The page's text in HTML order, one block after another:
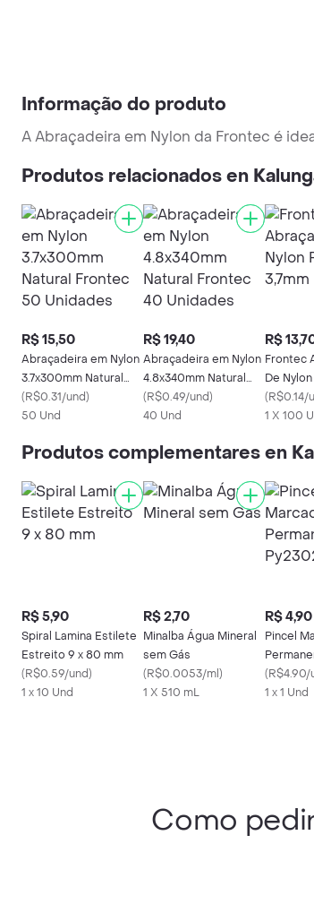
Informação do produto
A Abraçadeira em Nylon da Frontec é
Produtos relacionados en
R$ 15,50
Abraçadeira em Nylon
3.7x300mm Natural
Frontec 50 Unidades
(R$0.31/und)
50 Und
R$ 19,40
Abraçadeira em Nylon
4.8x340mm Natural
Frontec 40 Unidades
(R$0.49/und)
40 Und
R$
Frontec
De
3,7mm
(R$0.14/
1 X 100
Produtos complementares en
R$ 5,90
Spiral Lamina Estilete
Estreito 9 x 80 mm
(R$0.59/und)
1 x 10 Und
R$ 2,70
Minalba Água Mineral
sem Gás
(R$0.0053/ml)
1 X 510 mL
R$ 4,90
Pincel
(R$4.90/
1 x 1 Und
Como